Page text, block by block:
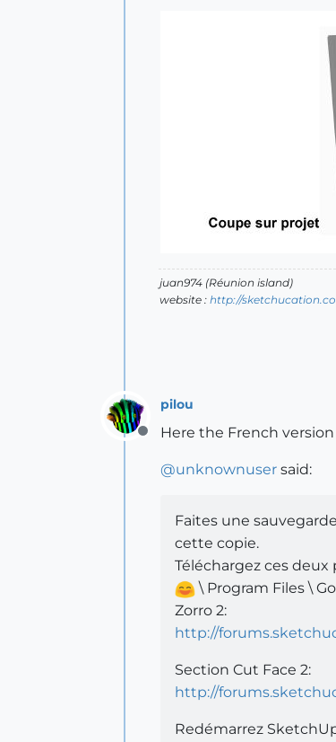
juan974 (Réunion island)
website : http://
Offline
pilou
Here the French version
@unknownuser said:
Faites une
cette copie.
Téléchargez ces
\ Program Files \
Zorro 2:
http://
Section Cut Face 2:
http://
Redémarrez